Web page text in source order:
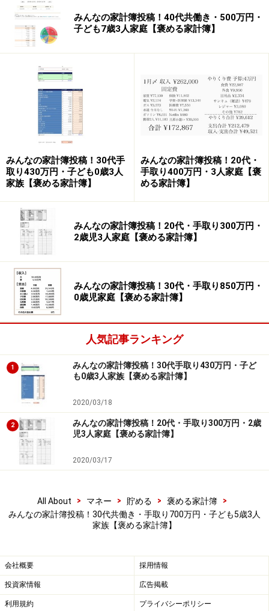
給与の管理方法：まとめて一括管理
投稿した家計簿の月：2020年1月
ちーすけさんの家計簿
【投稿者への質問】
投稿した家計簿を振り返ってください
ほかの月と比べて支出額はどうでしたか？
変わらない
日頃の家計管理の工夫を教えてください
通信費は格安スマホ2台で抑えられている
子どもの保育園代（3万円弱）が無償化で浮いた分
親族からの援助があれば教えてください
特になし
家計の目標を教えてください
あと5年後に、ローン一括返済（あと400万円！）
こっそりパートナーを褒めてみてください！
こんな他の人の家計簿が見たい！
ど、この先が不安なので）
みんなの家計簿投稿！40代共働き・500万円・
子ども7歳3人家庭【褒める家計簿】
みんなの家計簿投稿！30代手
取り430万円・子ども0歳3人
家族【褒める家計簿】
みんなの家計簿投稿！20代・
手取り400万円・3人家庭【褒
める家計簿】
みんなの家計簿投稿！20代・手取り300万円・
2歳児3人家庭【褒める家計簿】
みんなの家計簿投稿！30代・手取り850万円・
0歳児家庭【褒める家計簿】
人気記事ランキング
1
みんなの家計簿投稿！30代手取り430万円・子ど
も0歳3人家族【褒める家計簿】
2020/03/18
2
みんなの家計簿投稿！20代・手取り300万円・2歳
児3人家庭【褒める家計簿】
2020/03/17
All About > マネー > 貯める > 褒める家計簿
>
みんなの家計簿投稿！30代共働き・手取り700万円・子ども5歳3人
家族【褒める家計簿】
会社概要 採用情報
投資家情報 広告掲載
利用規約 プライバシーポリシー